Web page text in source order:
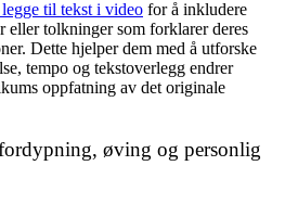
til tekst i video for å inkludere
eller tolkninger som forklarer deres
Dette hjelper dem med å utforske
tempo og tekstoverlegg endrer
oppfatning av det originale
øving og personlig